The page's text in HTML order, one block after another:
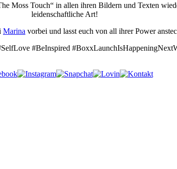
Moss Touch“ in allen ihren Bildern und Texten
leidenschaftliche Art!
Marina vorbei und lasst euch von all ihrer Power
#BeInspired